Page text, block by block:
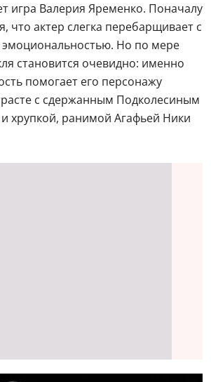
игра Валерия Яременко. Поначалу
что актер слегка перебарщивает с
эмоциональностью. Но по мере
становится очевидно: именно
помогает его персонажу
с сдержанным Подколесиным
хрупкой, ранимой Агафьей Ники